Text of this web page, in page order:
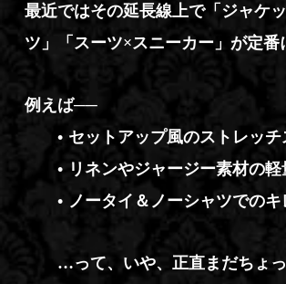
最近ではその延長線上で「ジャケ
ツ」「スーツ×スニーカー」が定番
例えば──
• セットアップ風のストレッチ
• リネンやジャージー素材の軽
• ノータイ＆ノーシャツでの
…って、いや、正直まだちょ